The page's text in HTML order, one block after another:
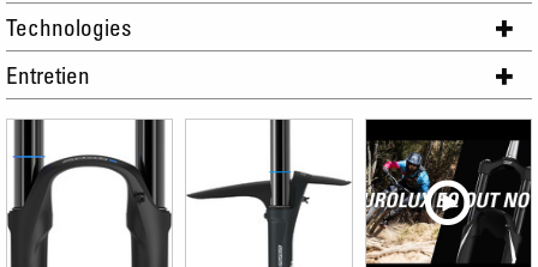
Technologies
Entretien